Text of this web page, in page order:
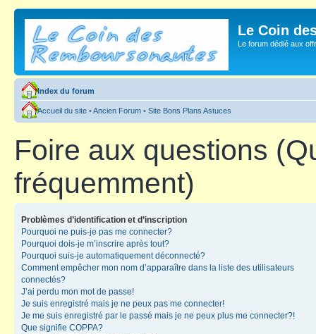
Le Coin
Le forum dédié aux
Index du forum
Accueil du site •Ancien Forum • Site Bons Plans Astuces
Foire aux questions
fréquemment)
Problèmes d’identification et d’inscription
Pourquoi ne puis-je pas me connecter?
Pourquoi dois-je m’inscrire après tout?
Pourquoi suis-je automatiquement déconnecté?
Comment empêcher mon nom d’apparaître dans la liste des utilisateurs
connectés?
J’ai perdu mon mot de passe!
Je suis enregistré mais je ne peux pas me connecter!
Je me suis enregistré par le passé mais je ne peux plus me connecter?!
Que signifie COPPA?